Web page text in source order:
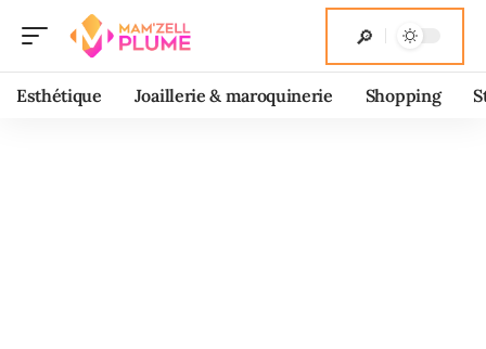
Esthétique Joaillerie & maroquinerie Shopping